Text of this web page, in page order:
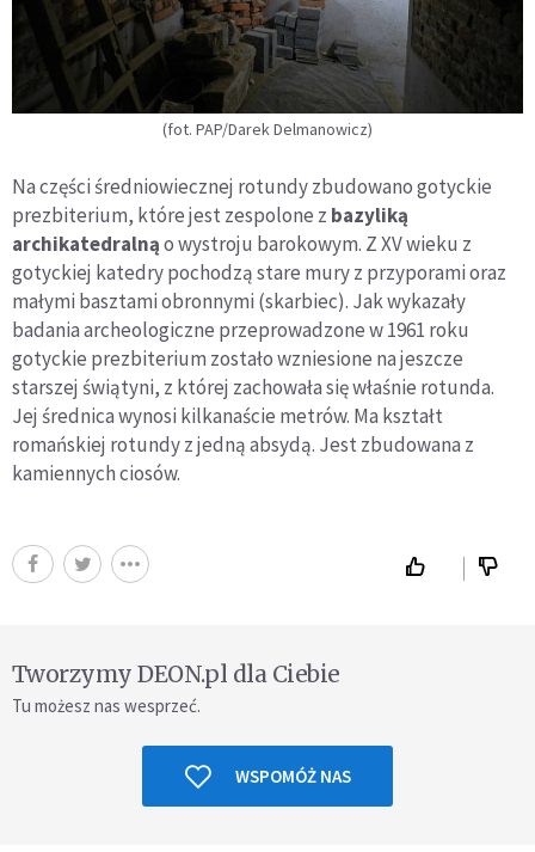
(fot. PAP/Darek Delmanowicz)
Na części średniowiecznej rotundy zbudowano gotyckie
prezbiterium, które jest zespolone z bazyliką
archikatedralnąo wystroju barokowym. Z XV wieku z
gotyckiej katedry pochodzą stare mury z przyporami oraz
małymi basztami obronnymi (skarbiec). Jak wykazały
badania archeologiczne przeprowadzone w 1961 roku
gotyckie prezbiterium zostało wzniesione na jeszcze
starszej świątyni, z której zachowała się właśnie rotunda.
Jej średnica wynosi kilkanaście metrów. Ma kształt
romańskiej rotundy z jedną absydą. Jest zbudowana z
kamiennych ciosów.
Tworzymy DEON.pl dla Ciebie
Tu możesz nas wesprzeć.
WSPOMÓŻ NAS